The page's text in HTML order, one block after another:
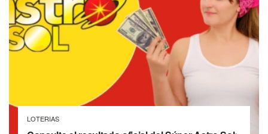
LOTERIAS